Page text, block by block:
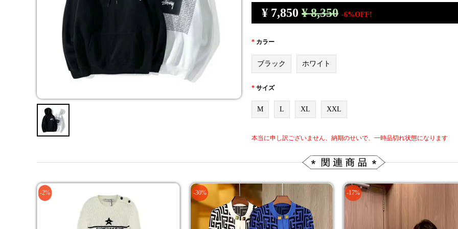
¥ 7,850 ¥ 8,350 -6%OFF!
* カラー
ブラック ホワイト
* サイズ
M L XL XXL
本当に申し訳ございません、納期のせいで、一時品切れ状態になります
-2% -30% -17%